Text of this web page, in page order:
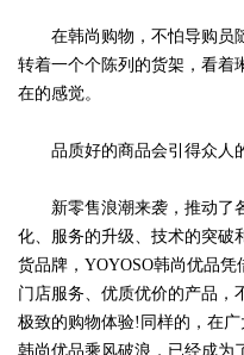
在韩尚购物，不怕导购员
转着一个个陈列的货架，看着
在的感觉。
品质好的商品会引得众人的
新零售浪潮来袭，推动了
化、服务的升级、技术的突破
货品牌，YOYOSO韩尚优品
门店服务、优质优价的产品，
极致的购物体验!同样的，在
韩尚优品乘风破浪，已经成为